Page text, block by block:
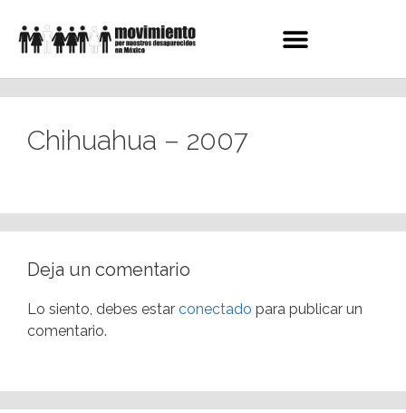
Chihuahua – 2007
Deja un comentario
Lo siento, debes estar conectado para publicar un
comentario.